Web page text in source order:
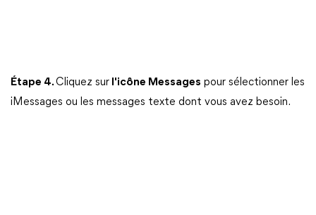
Étape 4.Cliquez sur l'icône Messages pour sélectionner les
iMessages ou les messages texte dont vous avez besoin.